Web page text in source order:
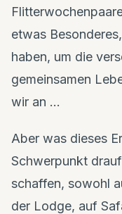
etwas
haben, um die
gemeinsamen
wir an …
Aber was dieses
Schwerpunkt
schaffen, sowohl
der Lodge, auf